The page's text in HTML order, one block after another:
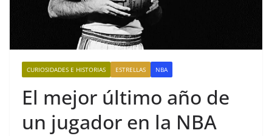
CURIOSIDADES E HISTORIAS ESTRELLAS NBA
El mejor último año de
un jugador en la NBA